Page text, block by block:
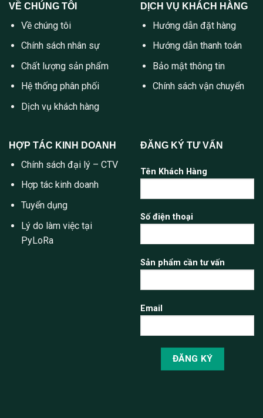
VỀ CHÚNG TÔI
Về chúng tôi
Chính sách nhân sự
Chất lượng sản phẩm
Hệ thống phân phối
Dịch vụ khách hàng
DỊCH VỤ KHÁCH HÀNG
Hướng dẫn đặt hàng
Hướng dẫn thanh toán
Bảo mật thông tin
Chính sách vận chuyển
HỢP TÁC KINH DOANH
Chính sách đại lý – CTV
Hợp tác kinh doanh
Tuyển dụng
Lý do làm việc tại
PyLoRa
ĐĂNG KÝ TƯ VẤN
Tên Khách Hàng
Số điện thoại
Sản phẩm cần tư vấn
Email